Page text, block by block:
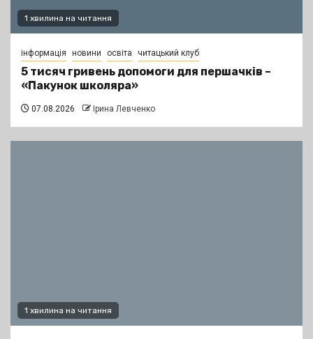
1 хвилина на читання
інформація новини освіта читацький клуб
5 тисяч гривень допомоги для першачків –
«Пакунок школяра»
07.08.2026 Ірина Левченко
1 хвилина на читання